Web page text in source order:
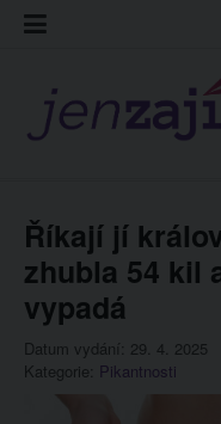
Skip
Říkají jí
zhubla 54 kil
vypadá
Datum vydání: 29. 4. 2025
Kategorie: Pikantnosti